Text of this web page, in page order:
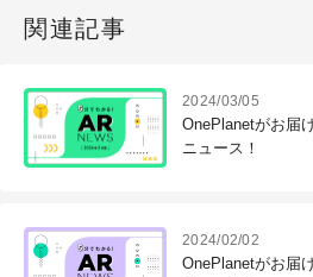
関連記事
2024/03/05
OnePlanetがお届
ニュース！
2024/02/02
OnePlanetがお届